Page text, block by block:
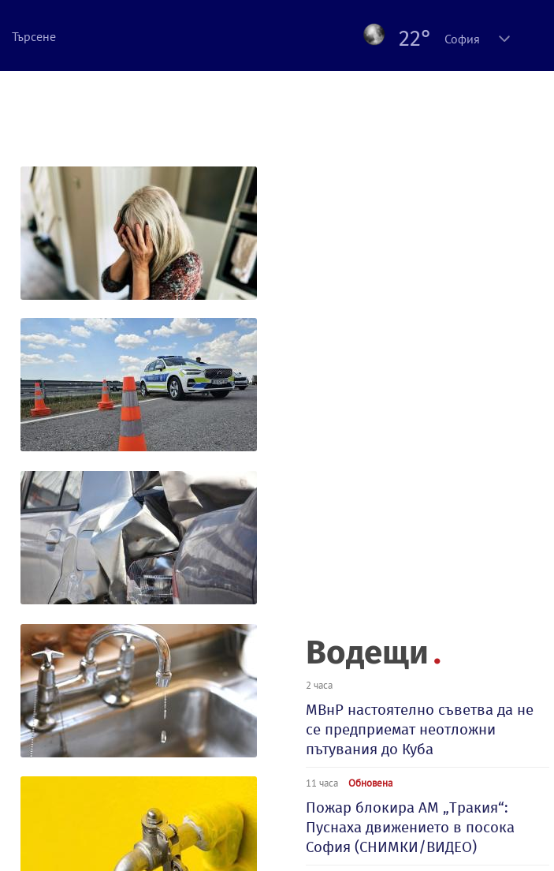
22° София
Водещи
2 часа
МВнР настоятелно съветва да не
се предприемат неотложни
пътувания до Куба
11 часа Обновена
Пожар блокира АМ „Тракия“:
Пуснаха движението в посока
София (СНИМКИ/ВИДЕО)